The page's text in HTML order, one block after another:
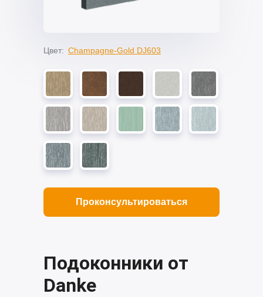
Цвет: Champagne-Gold DJ603
Проконсультироваться
Подоконники от
Danke